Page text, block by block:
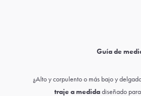
Guía de
¿Alto y corpulento o más bajo y
traje a medidadiseñado